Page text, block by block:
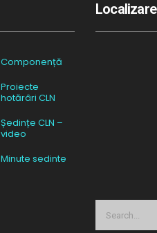
Componență
Proiecte
hotărâri CLN
Ședințe CLN –
video
Minute sedinte
Localizare